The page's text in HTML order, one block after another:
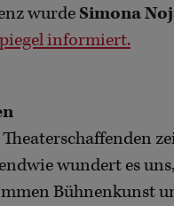
wurde Simona
informiert.
wundert es
Bühnenkunst